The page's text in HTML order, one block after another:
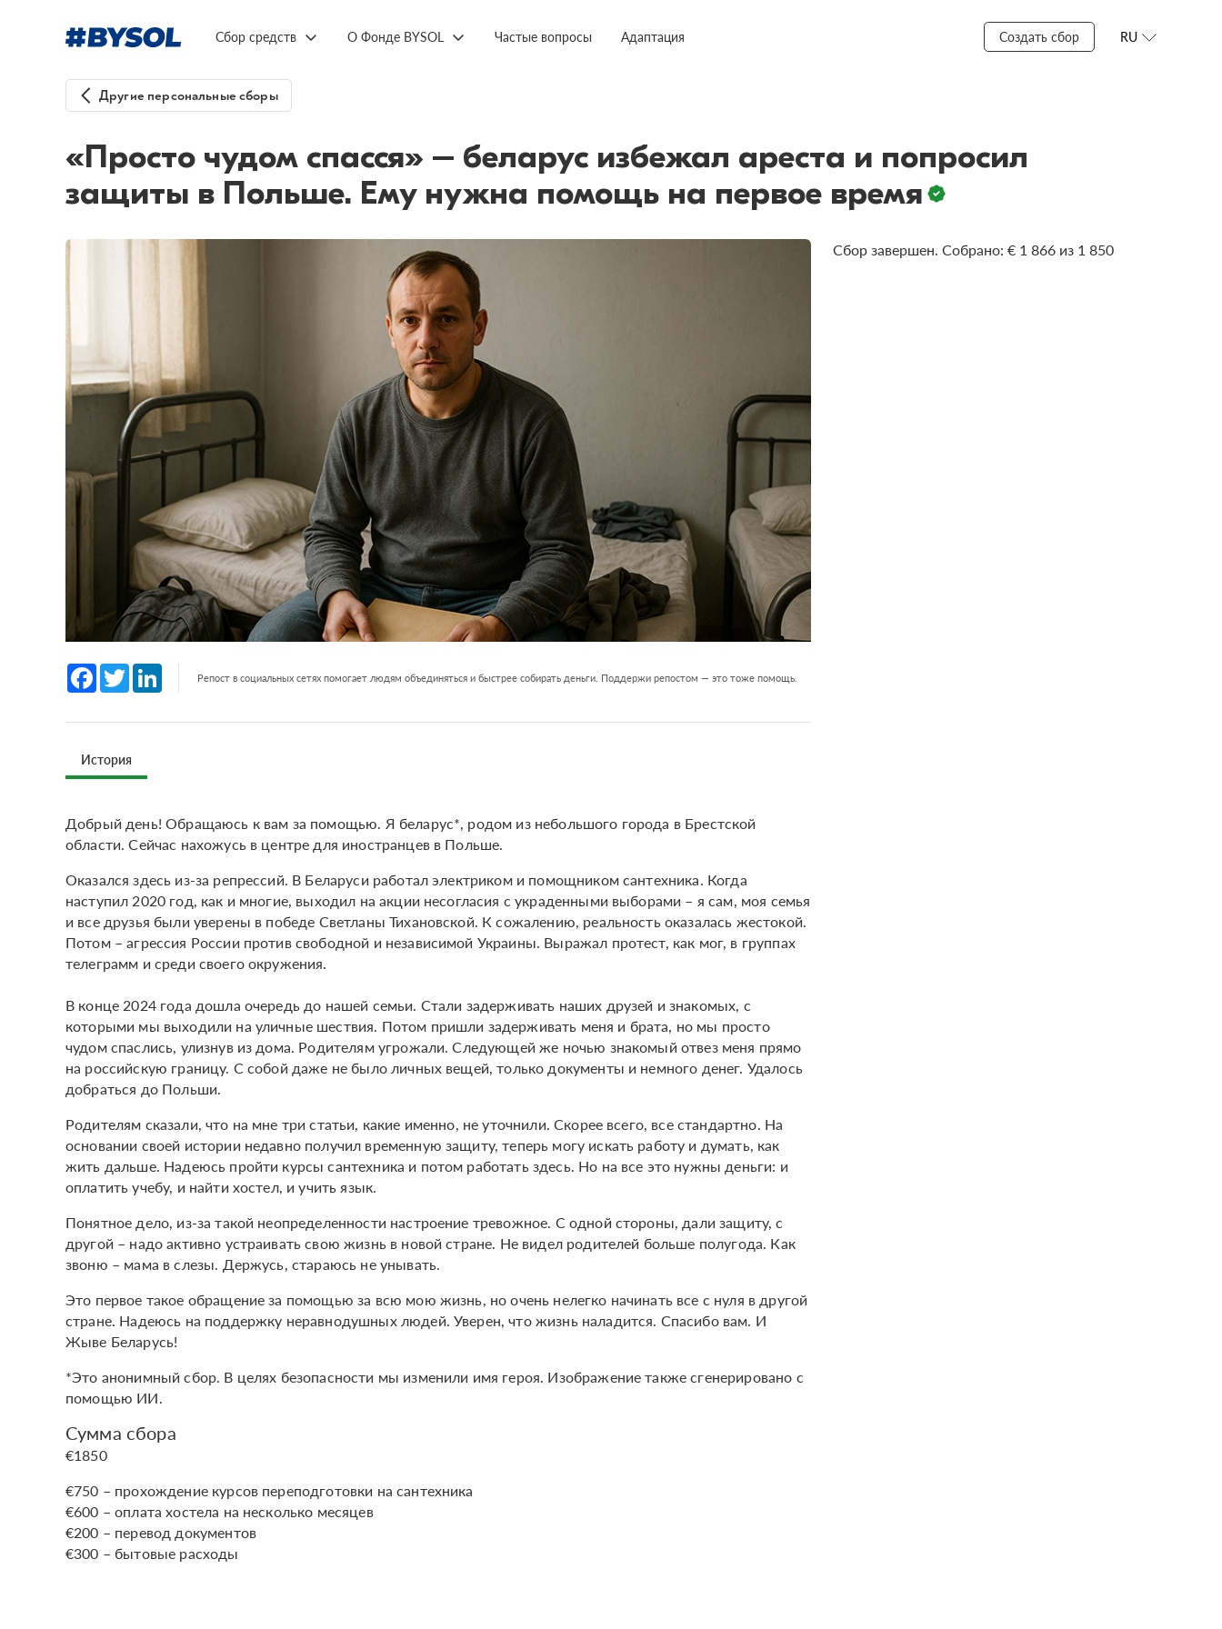
Сбор средств О Фонде BYSOL Частые вопросы Адаптация Создать сбор RU
Другие персональные сборы
«Просто чудом спасся» – беларус избежал ареста и попросил
защиты в Польше. Ему нужна помощь на первое время
Facebook
Twitter LinkedInРепост в социальных сетях помогает людям объединяться и быстрее собирать деньги. Поддержи репостом — это тоже помощь.
История
Добрый день! Обращаюсь к вам за помощью. Я беларус*, родом из небольшого города в Брестской
области. Сейчас нахожусь в центре для иностранцев в Польше.
Оказался здесь из-за репрессий. В Беларуси работал электриком и помощником сантехника. Когда
наступил 2020 год, как и многие, выходил на акции несогласия с украденными выборами – я сам, моя семья
и все друзья были уверены в победе Светланы Тихановской. К сожалению, реальность оказалась жестокой.
Потом – агрессия России против свободной и независимой Украины. Выражал протест, как мог, в группах
телеграмм и среди своего окружения.
В конце 2024 года дошла очередь до нашей семьи. Стали задерживать наших друзей и знакомых, с
которыми мы выходили на уличные шествия. Потом пришли задерживать меня и брата, но мы просто
чудом спаслись, улизнув из дома. Родителям угрожали. Следующей же ночью знакомый отвез меня прямо
на российскую границу. С собой даже не было личных вещей, только документы и немного денег. Удалось
добраться до Польши.
Родителям сказали, что на мне три статьи, какие именно, не уточнили. Скорее всего, все стандартно. На
основании своей истории недавно получил временную защиту, теперь могу искать работу и думать, как
жить дальше. Надеюсь пройти курсы сантехника и потом работать здесь. Но на все это нужны деньги: и
оплатить учебу, и найти хостел, и учить язык.
Понятное дело, из-за такой неопределенности настроение тревожное. С одной стороны, дали защиту, с
другой – надо активно устраивать свою жизнь в новой стране. Не видел родителей больше полугода. Как
звоню – мама в слезы. Держусь, стараюсь не унывать.
Это первое такое обращение за помощью за всю мою жизнь, но очень нелегко начинать все с нуля в другой
стране. Надеюсь на поддержку неравнодушных людей. Уверен, что жизнь наладится. Спасибо вам. И
Жыве Беларусь!
*Это анонимный сбор. В целях безопасности мы изменили имя героя. Изображение также сгенерировано с
помощью ИИ.
Сумма сбора
€1850
€750 – прохождение курсов переподготовки на сантехника
€600 – оплата хостела на несколько месяцев
€200 – перевод документов
€300 – бытовые расходы
Сбор завершен. Собрано: € 1 866 из 1 850